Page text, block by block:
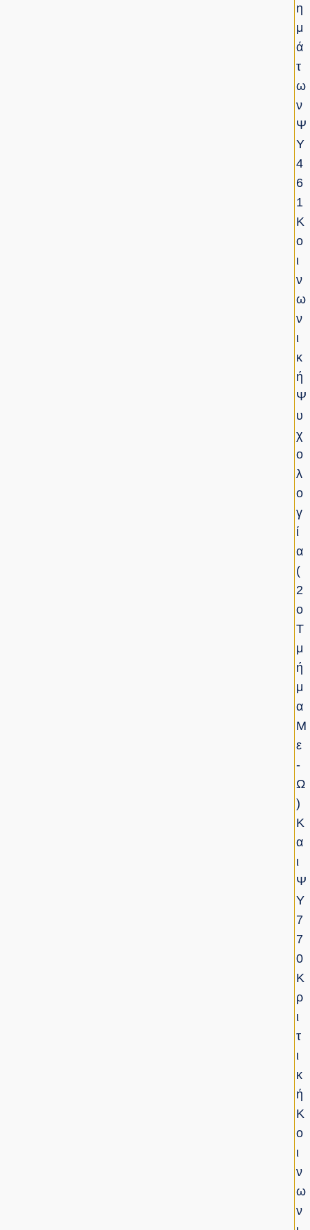
Η
Μ
Ά
Τ
Ω
Ν
Ψ
Υ
4
6
1
Κ
Ο
Ι
Ν
Ω
Ν
Ι
Κ
Ή
Ψ
Υ
Χ
Ο
Λ
Ο
Γ
Ί
Α
(
2
Ο
Τ
Μ
Ή
Μ
Α
Μ
Ε
-
Ω
)
Κ
Α
Ι
Ψ
Υ
7
7
0
Κ
Ρ
Ι
Τ
Ι
Κ
Ή
Κ
Ο
Ι
Ν
Ω
Ν